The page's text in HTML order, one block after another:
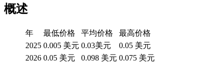
概述
年 最低价格 平均价格
最高价格
2025 0.005 美元 0.03美元
0.05 美元
2026 0.05 美元 0.098 美元 0.075 美元